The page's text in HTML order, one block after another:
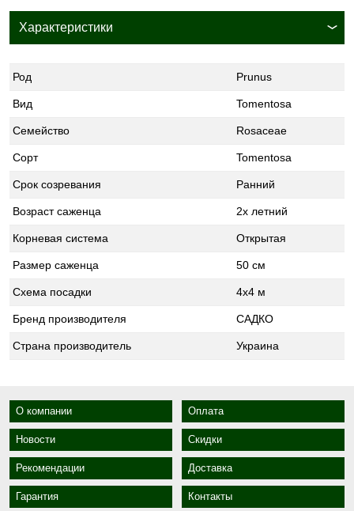
Характеристики
Род Prunus
Вид Tomentosa
Семейство Rosaceae
Сорт Tomentosa
Срок созревания Ранний
Возраст саженца 2х летний
Корневая система Открытая
Размер саженца 50 см
Схема посадки 4х4 м
Бренд производителя САДКО
Страна производитель Украина
О компании Оплата
Новости Скидки
Рекомендации Доставка
Гарантия Контакты